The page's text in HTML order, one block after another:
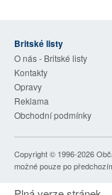
Britské listy
O nás - Britské listy
Kontakty
Opravy
Reklama
Obchodní podmínky
Copyright © 1996-2026
možné pouze po